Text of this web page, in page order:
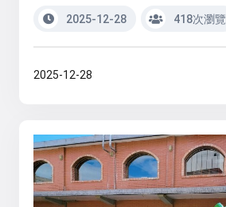
2025-12-28 418次瀏覽
2025-12-28